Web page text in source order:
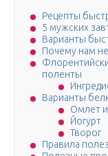
Рецепты
5 мужских
Варианты
Почему нам не
поленты
Варианты
Омлет
Йогурт
Творог
Правила